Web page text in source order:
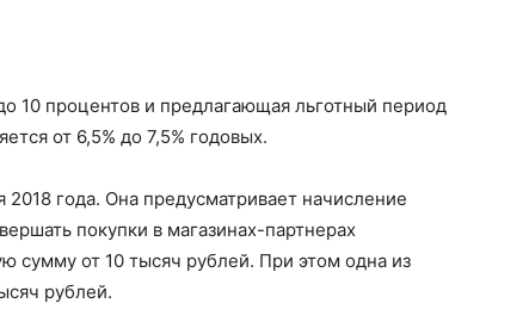
10 процентов и предлагающая льготный период
от 6,5% до 7,5% годовых.
года. Она предусматривает начисление
покупки в магазинах-партнерах
сумму от 10 тысяч рублей. При этом одна из
рублей.